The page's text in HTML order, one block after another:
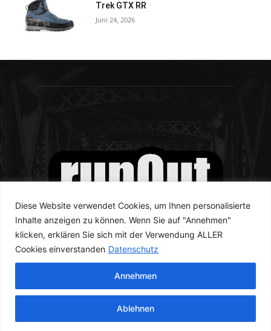
Diese Website verwendet Cookies, um Ihnen personalisierte
Inhalte anzeigen zu können. Wenn Sie auf "Annehmen"
klicken, erklären Sie sich mit der Verwendung ALLER
Cookies einverstanden Datenschutz
Ablehnen
Annehmen
Trek GTX RR
Juni 24, 2026
© runOut Magazine 2023